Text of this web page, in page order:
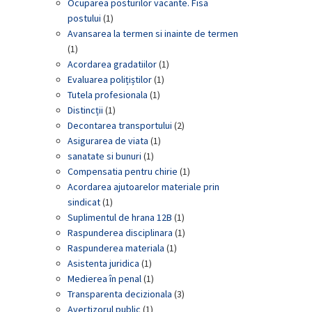
Ocuparea posturilor vacante. Fisa
postului (1)
Avansarea la termen si inainte de termen
(1)
Acordarea gradatiilor(1)
Evaluarea polițiștilor(1)
Tutela profesionala (1)
Distincții (1)
Decontarea transportului (2)
Asigurarea de viata (1)
sanatate si bunuri (1)
Compensatia pentru chirie (1)
Acordarea ajutoarelor materiale prin
sindicat(1)
Suplimentul de hrana 12B (1)
Raspunderea disciplinara (1)
Raspunderea materiala (1)
Asistenta juridica (1)
Medierea în penal(1)
Transparenta decizionala (3)
Avertizorul public (1)